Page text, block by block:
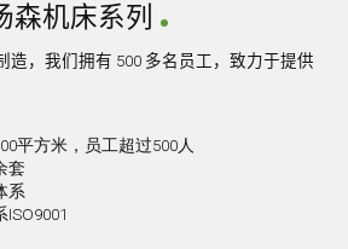
森机床系列
造，我们拥有 500 多名员工，致力于提供
平方米，员工超过500人
套
系